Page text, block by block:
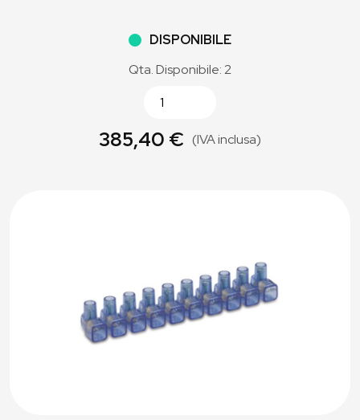
DISPONIBILE
Qta. Disponibile: 2
385,40 € (IVA inclusa)